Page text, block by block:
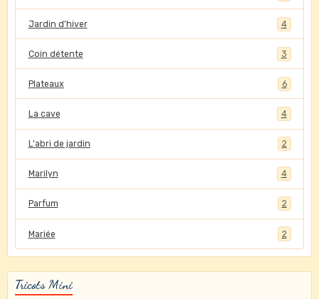
Jardin d'hiver 4
Coin détente 3
Plateaux 6
La cave 4
L'abri de jardin 2
Marilyn 4
Parfum 2
Mariée 2
Tricots Mini